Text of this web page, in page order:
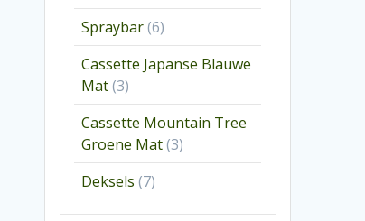
producten
Spraybar 66
producten
Cassette Japanse Blauwe
Mat 33
producten
Cassette Mountain Tree
Groene Mat 33
producten
Deksels 77